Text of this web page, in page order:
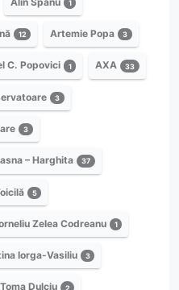
1
12 Artemie Popa 3
C. Popovici 1 AXA 33
3
3
– Harghita 37
5
Zelea Codreanu 1
Iorga-Vasiliu 3
Dulciu 2